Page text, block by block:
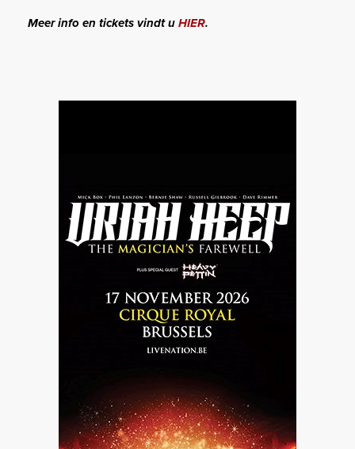
Meer info en tickets vindt u HIER.